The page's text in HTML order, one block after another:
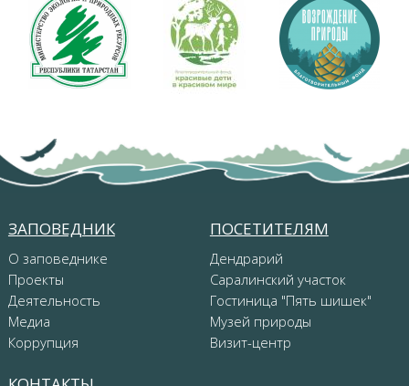
ЗАПОВЕДНИК
О заповеднике
Проекты
Деятельность
Медиа
Коррупция
ПОСЕТИТЕЛЯМ
Дендрарий
Саралинский участок
Гостиница "Пять шишек"
Музей природы
Визит-центр